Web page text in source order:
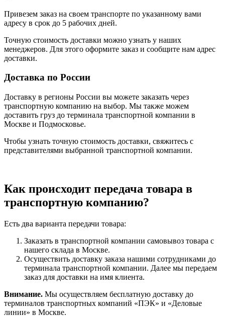
Привезем заказ на своем транспорте по указанному вами
адресу в срок до 5 рабочих дней.
Точную стоимость доставки можно узнать у наших
менеджеров. Для этого оформите заказ и сообщите нам адрес
доставки.
Доставка по России
Доставку в регионы России вы можете заказать через
транспортную компанию на выбор. Мы также можем
доставить груз до терминала транспортной компании в
Москве и Подмосковье.
Чтобы узнать точную стоимость доставки, свяжитесь с
представителями выбранной транспортной компании.
Как происходит передача товара в
транспортную компанию?
Есть два варианта передачи товара:
Заказать в транспортной компании самовывоз товара с
нашего склада в Москве.
Осуществить доставку заказа нашими сотрудниками до
терминала транспортной компании. Далее мы передаем
заказ для доставки на имя клиента.
Внимание. Мы осуществляем бесплатную доставку до
терминалов транспортных компаний «ПЭК» и «Деловые
линии» в Москве.